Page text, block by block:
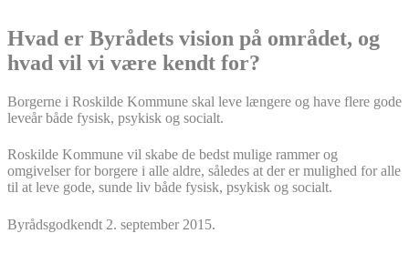
Hvad er Byrådets vision på området, og
hvad vil vi være kendt for?
Borgerne i Roskilde Kommune skal leve længere og have flere gode
leveår både fysisk, psykisk og socialt.
Roskilde Kommune vil skabe de bedst mulige rammer og
omgivelser for borgere i alle aldre, således at der er mulighed for alle
til at leve gode, sunde liv både fysisk, psykisk og socialt.
Byrådsgodkendt 2. september 2015.